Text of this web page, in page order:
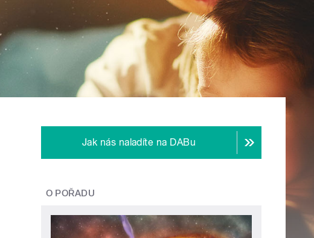
Jak nás naladíte na DABu
O POŘADU